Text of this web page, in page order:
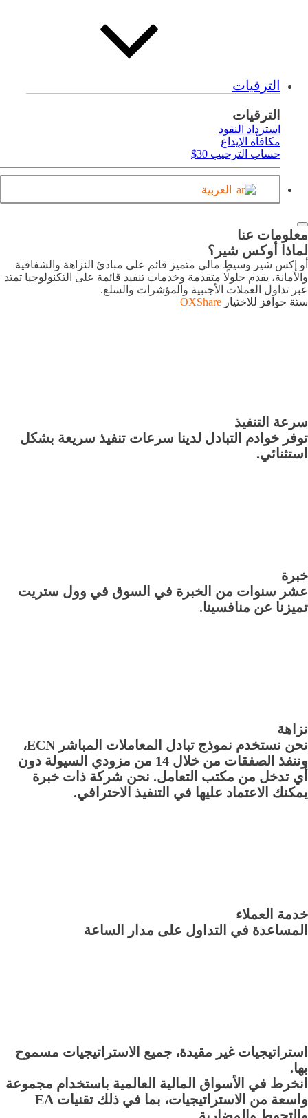
الترقيات
الترقيات
استرداد النقود
مكافأة الإيداع
حساب الترحيب 30$
العربية
معلومات عنا
لماذا أوكس شير؟
أو إكس شير وسيط مالي متميز قائم على مبادئ النزاهة والشفافية
والأمانة، يقدم حلولًا متقدمة وخدمات تنفيذ قائمة على التكنولوجيا تمتد
عبر تداول العملات الأجنبية والمؤشرات والسلع.
ستة حوافز للاختيار OXShare
سرعة التنفيذ
توفر خوادم التبادل لدينا سرعات تنفيذ سريعة بشكل
استثنائي.
خبرة
عشر سنوات من الخبرة في السوق في وول ستريت
تميزنا عن منافسينا.
نزاهة
نحن نستخدم نموذج تبادل المعاملات المباشر ECN،
وننفذ الصفقات من خلال 14 من مزودي السيولة دون
أي تدخل من مكتب التعامل. نحن شركة ذات خبرة
يمكنك الاعتماد عليها في التنفيذ الاحترافي.
خدمة العملاء
المساعدة في التداول على مدار الساعة
استراتيجيات غير مقيدة، جميع الاستراتيجيات مسموح
بها.
انخرط في الأسواق المالية العالمية باستخدام مجموعة
واسعة من الاستراتيجيات، بما في ذلك تقنيات EA